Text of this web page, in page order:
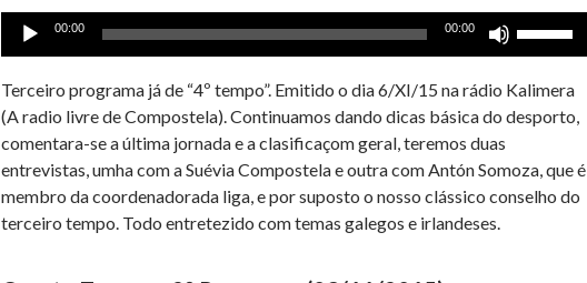
Reprodutor
00:00 00:00
para
Terceiro programa já de “4º tempo”. Emitido o dia 6/XI/15 na rádio Kalimera
(A radio livre de Compostela). Continuamos dando dicas básica do desporto,
comentara-se a última jornada e a clasificaçom geral, teremos duas
entrevistas, umha com a Suévia Compostela e outra com Antón Somoza, que é
membro da coordenadorada liga, e por suposto o nosso clássico conselho do
terceiro tempo. Todo entretezido com temas galegos e irlandeses.